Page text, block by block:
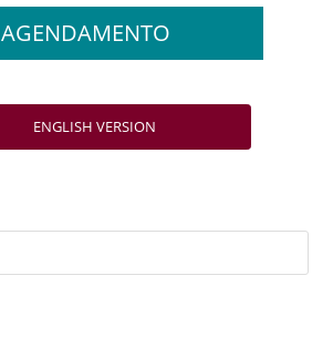
AGENDAMENTO
ENGLISH VERSION